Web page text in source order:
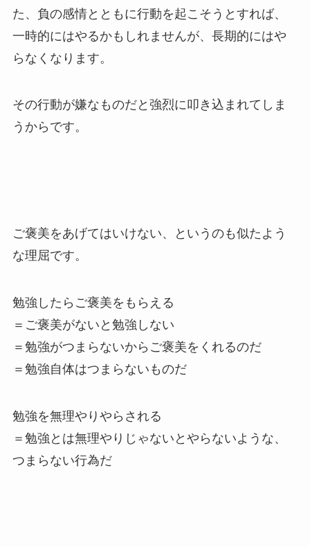
た、負の感情とともに行動を起こそうとすれば、
一時的にはやるかもしれませんが、長期的にはや
らなくなります。
その行動が嫌なものだと強烈に叩き込まれてしま
うからです。
ご褒美をあげてはいけない、というのも似たよう
な理屈です。
勉強したらご褒美をもらえる
＝ご褒美がないと勉強しない
＝勉強がつまらないからご褒美をくれるのだ
＝勉強自体はつまらないものだ
勉強を無理やりやらされる
＝勉強とは無理やりじゃないとやらないような、
つまらない行為だ